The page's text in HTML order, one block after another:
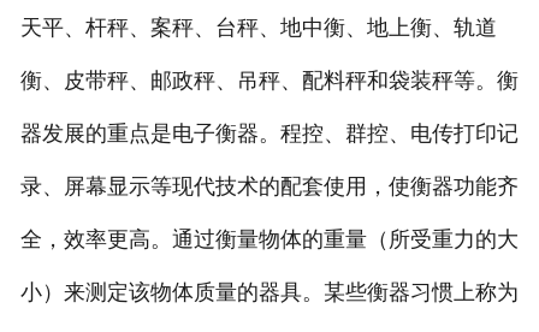
天平、杆秤、案秤、台秤、地中衡、地上衡、轨道
衡、皮带秤、邮政秤、吊秤、配料秤和袋装秤等。衡
器发展的重点是电子衡器。程控、群控、电传打印记
录、屏幕显示等现代技术的配套使用，使衡器功能齐
全，效率更高。通过衡量物体的重量（所受重力的大
小）来测定该物体质量的器具。某些衡器习惯上称为